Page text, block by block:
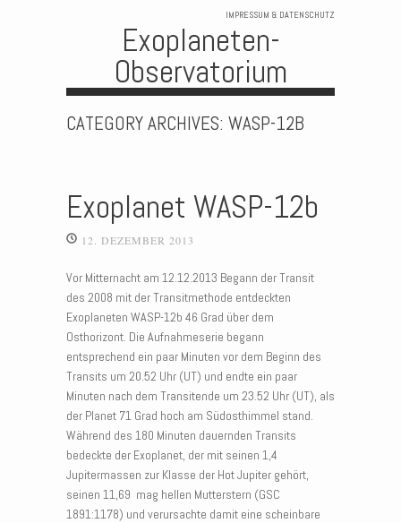
IMPRESSUM & DATENSCHUTZ
Exoplaneten-
Observatorium
CATEGORY ARCHIVES: WASP-12B
Exoplanet WASP-12b
12. DEZEMBER 2013
Vor Mitternacht am 12.12.2013 Begann der Transit
des 2008 mit der Transitmethode entdeckten
Exoplaneten WASP-12b 46 Grad über dem
Osthorizont. Die Aufnahmeserie begann
entsprechend ein paar Minuten vor dem Beginn des
Transits um 20.52 Uhr (UT) und endte ein paar
Minuten nach dem Transitende um 23.52 Uhr (UT), als
der Planet 71 Grad hoch am Südosthimmel stand.
Während des 180 Minuten dauernden Transits
bedeckte der Exoplanet, der mit seinen 1,4
Jupitermassen zur Klasse der Hot Jupiter gehört,
seinen 11,69 mag hellen Mutterstern (GSC
1891:1178) und verursachte damit eine scheinbare